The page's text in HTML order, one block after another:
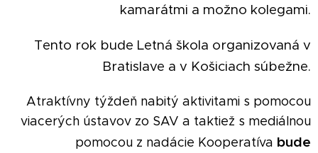
kamarátmi a možno kolegami.
Tento rok bude Letná škola organizovaná v
Bratislave a v Košiciach súbežne.
Atraktívny týždeň nabitý aktivitami s pomocou
viacerých ústavov zo SAV a taktiež s mediálnou
pomocou z nadácie Kooperatíva bude